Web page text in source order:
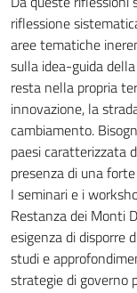
riflessione
aree tematiche
sulla idea-guida
resta nella propria
innovazione, la
cambiamento.
paesi caratterizzata
presenza di una
I seminari e i
Restanza dei Monti
esigenza di disporre
studi e
strategie di governo